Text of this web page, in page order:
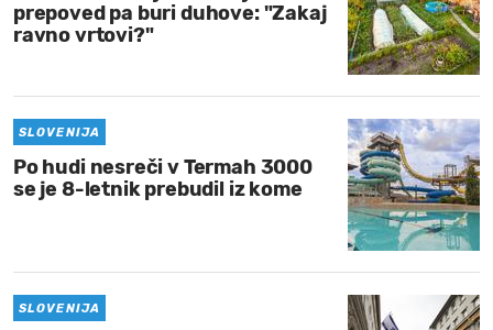
prepoved pa buri duhove: "Zakaj
ravno vrtovi?"
SLOVENIJA
Po hudi nesreči v Termah 3000
se je 8-letnik prebudil iz kome
SLOVENIJA